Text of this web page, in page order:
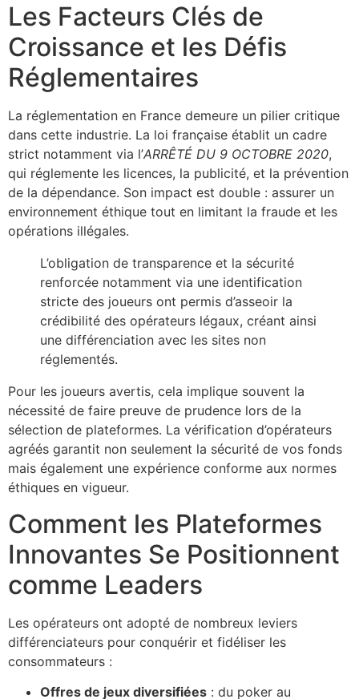
Les Facteurs Clés de
Croissance et les Défis
Réglementaires
La réglementation en France demeure un pilier critique
dans cette industrie. La loi française établit un cadre
strict notamment via l’ARRÊTÉ DU 9 OCTOBRE 2020,
qui réglemente les licences, la publicité, et la prévention
de la dépendance. Son impact est double : assurer un
environnement éthique tout en limitant la fraude et les
opérations illégales.
L’obligation de transparence et la sécurité
renforcée notamment via une identification
stricte des joueurs ont permis d’asseoir la
crédibilité des opérateurs légaux, créant ainsi
une différenciation avec les sites non
réglementés.
Pour les joueurs avertis, cela implique souvent la
nécessité de faire preuve de prudence lors de la
sélection de plateformes. La vérification d’opérateurs
agréés garantit non seulement la sécurité de vos fonds
mais également une expérience conforme aux normes
éthiques en vigueur.
Comment les Plateformes
Innovantes Se Positionnent
comme Leaders
Les opérateurs ont adopté de nombreux leviers
différenciateurs pour conquérir et fidéliser les
consommateurs :
Offres de jeux diversifiées : du poker au